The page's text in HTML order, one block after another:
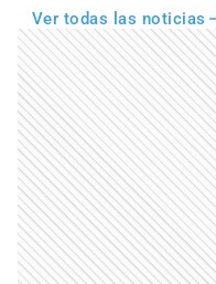
Ver todas las noticias